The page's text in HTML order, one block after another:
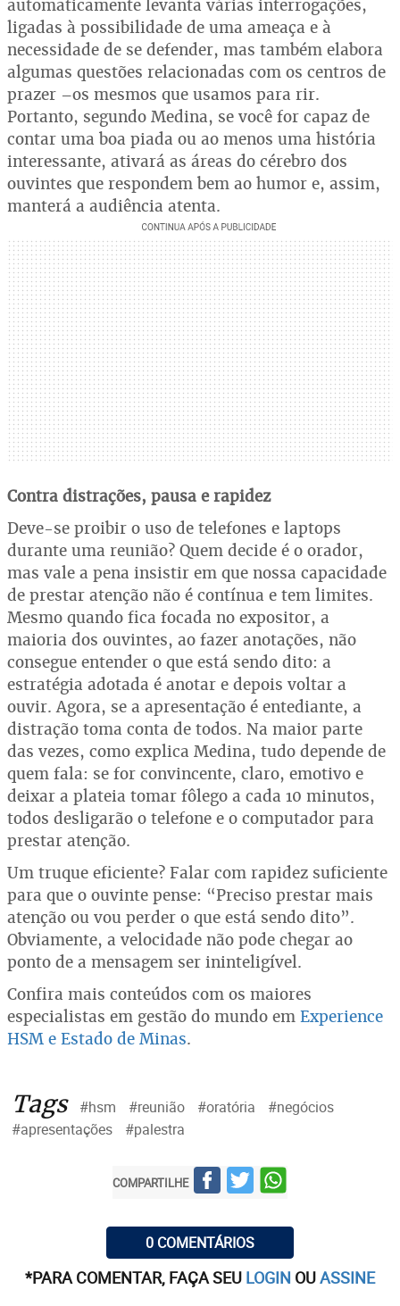
automaticamente levanta várias interrogações,
ligadas à possibilidade de uma ameaça e à
necessidade de se defender, mas também elabora
algumas questões relacionadas com os centros de
prazer –os mesmos que usamos para rir.
Portanto, segundo Medina, se você for capaz de
contar uma boa piada ou ao menos uma história
interessante, ativará as áreas do cérebro dos
ouvintes que respondem bem ao humor e, assim,
manterá a audiência atenta.
Contra distrações, pausa e rapidez
Deve-se proibir o uso de telefones e laptops
durante uma reunião? Quem decide é o orador,
mas vale a pena insistir em que nossa capacidade
de prestar atenção não é contínua e tem limites.
Mesmo quando fica focada no expositor, a
maioria dos ouvintes, ao fazer anotações, não
consegue entender o que está sendo dito: a
estratégia adotada é anotar e depois voltar a
ouvir. Agora, se a apresentação é entediante, a
distração toma conta de todos. Na maior parte
das vezes, como explica Medina, tudo depende de
quem fala: se for convincente, claro, emotivo e
deixar a plateia tomar fôlego a cada 10 minutos,
todos desligarão o telefone e o computador para
prestar atenção.
Um truque eficiente? Falar com rapidez suficiente
para que o ouvinte pense: “Preciso prestar mais
atenção ou vou perder o que está sendo dito”.
Obviamente, a velocidade não pode chegar ao
ponto de a mensagem ser ininteligível.
Confira mais conteúdos com os maiores
especialistas em gestão do mundo em Experience
HSM e Estado de Minas.
Tags #hsm #reunião #oratória
#negócios
#apresentações
#palestra
COMPARTILHE
0 COMENTÁRIOS
*PARA COMENTAR, FAÇA SEU LOGIN OUASSINE